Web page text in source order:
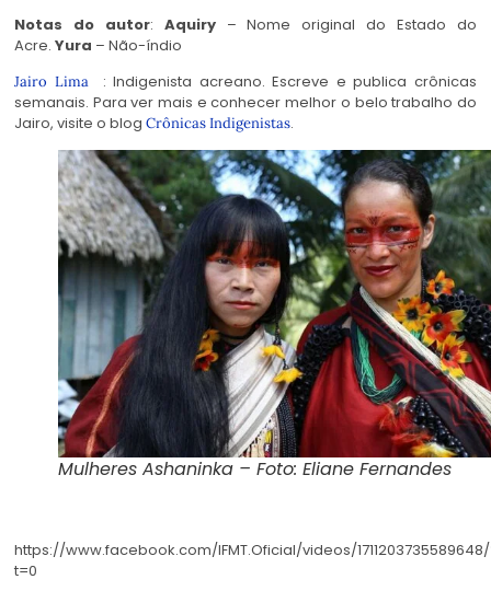
Notas do autor: Aquiry– Nome original do Estado do
Acre. Yura – Não-índio
Jairo Lima
: Indigenista acreano. Escreve e publica crônicas
semanais. Para ver mais e conhecer melhor o belo trabalho do
Jairo, visite o blog Crônicas Indigenistas.
Mulheres Ashaninka – Foto: Eliane Fernandes
https://www.facebook.com/IFMT.Oficial/videos/
t=0